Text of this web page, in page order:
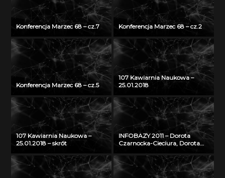
Konferencja Marzec 68 – cz.7 Konferencja Marzec 68 – cz.2
Konferencja Marzec 68 – cz.5
107 Kawiarnia Naukowa –
25.01.2018
107 Kawiarnia Naukowa –
25.01.2018 – skrót
INFOBAZY 2011 – Dorota
Czarnocka-Cieciura, Dorota
Repozytorium Cyfrowe
Instytutów Naukowych – coś
więcej niż Biblioteka Cyfrowa